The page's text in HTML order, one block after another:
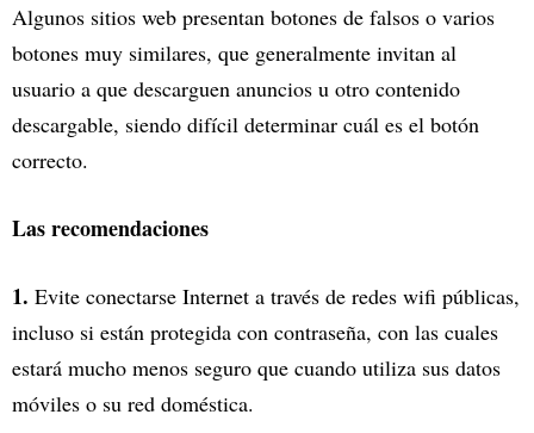
Algunos sitios web presentan botones de falsos o varios
botones muy similares, que generalmente invitan al
usuario a que descarguen anuncios u otro contenido
descargable, siendo difícil determinar cuál es el botón
correcto.
Las recomendaciones
1. Evite conectarse Internet a través de redes wifi públicas,
incluso si están protegida con contraseña, con las cuales
estará mucho menos seguro que cuando utiliza sus datos
móviles o su red doméstica.